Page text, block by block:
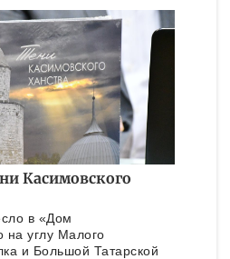
Касимовского
в «Дом
на углу Малого
и Большой Татарской